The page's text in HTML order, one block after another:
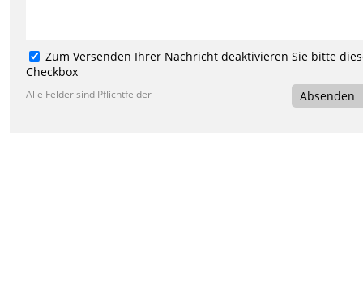
Zum Versenden Ihrer Nachricht deaktivieren Sie bitte
Checkbox
Alle Felder sind Pflichtfelder Absenden